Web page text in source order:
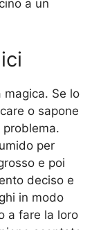
a un
Se lo
o sapone
per
e poi
deciso e
in modo
a fare la loro